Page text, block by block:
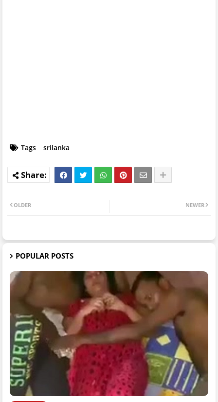
Tags srilanka
NEWER
OLDER
POPULAR POSTS